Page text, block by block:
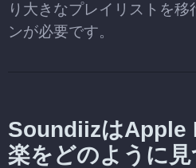
り大きなプレイリストを
ンが必要です。
SoundiizはApple
楽をどのように